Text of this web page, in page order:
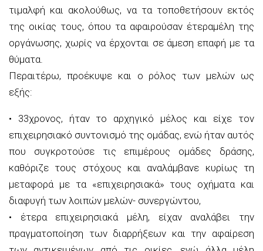
τιμαλφή και ακολούθως, να τα τοποθετήσουν εκτός
της οικίας τους, όπου τα αφαιρούσαν έτεραμέλη της
οργάνωσης, χωρίς να έρχονται σε άμεση επαφή με τα
θύματα.
Περαιτέρω, προέκυψε και ο ρόλος των μελών ως
εξής:
• 33χρονος, ήταν το αρχηγικό μέλος και είχε τον
επιχειρησιακό συντονισμό της ομάδας, ενώ ήταν αυτός
που συγκροτούσε τις επιμέρους ομάδες δράσης,
καθόριζε τους στόχους και αναλάμβανε κυρίως τη
μεταφορά με τα «επιχειρησιακά» τους οχήματα και
διαφυγή των λοιπών μελών- συνεργώντου,
• έτεραεπιχειρησιακά μέλη, είχαν αναλάβει την
πραγματοποίηση των διαρρήξεων και την αφαίρεση